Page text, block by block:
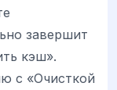
завершит
кэш».
с «Очисткой